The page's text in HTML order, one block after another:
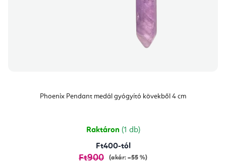
Phoenix Pendant medál gyógyító kövekből 4 cm
Raktáron (1 db)
Ft400-tól
Ft900 (akár: –55 %)